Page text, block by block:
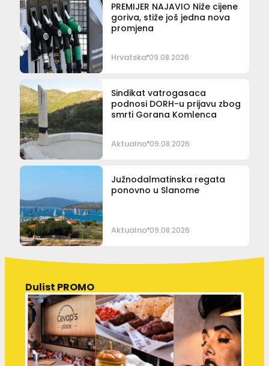
PREMIJER NAJAVIO Niže cijene
goriva, stiže još jedna nova
promjena
Hrvatska 09.08.2026
Sindikat vatrogasaca
podnosi DORH-u prijavu zbog
smrti Gorana Komlenca
Aktualno 09.08.2026
Južnodalmatinska regata
ponovno u Slanome
Aktualno 09.08.2026
Dulist PROMO